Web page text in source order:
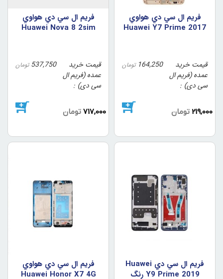
فريم ال سي دي هواوي
2017 Huawei Y7 Prime
قیمت خرید
عمده (فریم ال
سی دی)
164,250 تومان
219,000 تومان
فريم ال سي دي هواوي
Huawei Nova 8 2sim
قیمت خرید
عمده (فریم ال
سی دی)
537,750 تومان
717,000 تومان
فريم ال سي دي Huawei
Y9 Prime 2019 رنگ
فريم ال سي دي هواوي
Huawei Honor X7 4G